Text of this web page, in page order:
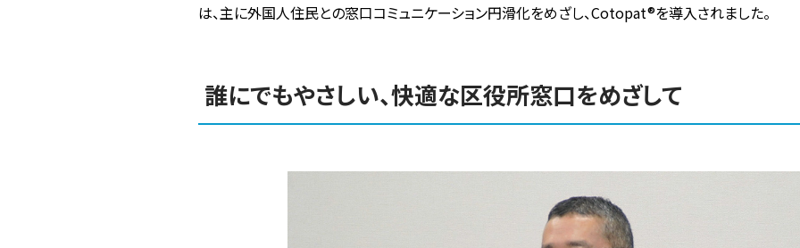
は、主に外国人住民との窓口コミュニケーション円滑化をめざし、Cotopat®を導入されました。
誰にでもやさしい、快適な区役所窓口をめざして